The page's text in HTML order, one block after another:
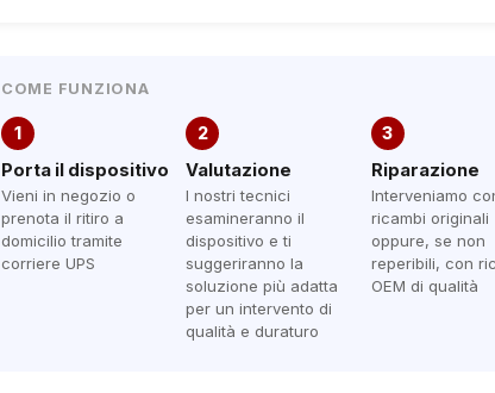
COME FUNZIONA
1
Porta il dispositivo
Vieni in negozio o
prenota il ritiro a
domicilio tramite
corriere UPS
2
Valutazione
I nostri tecnici
esamineranno il
dispositivo e ti
suggeriranno la
soluzione più adatta
per un intervento di
qualità e duraturo
3
Riparazione
Interveniamo
ricambi originali
oppure, se non
reperibili, con
OEM di qualità